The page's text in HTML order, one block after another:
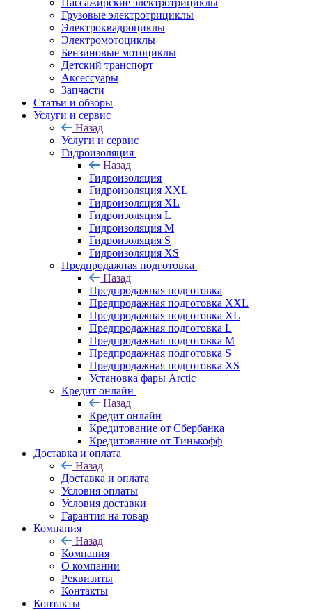
Пассажирские электротрициклы
Грузовые электротрициклы
Электроквадроциклы
Электромотоциклы
Бензиновые мотоциклы
Детский транспорт
Аксессуары
Запчасти
Статьи и обзоры
Услуги и сервис
Назад
Услуги и сервис
Гидроизоляция
Назад
Гидроизоляция
Гидроизоляция XXL
Гидроизоляция XL
Гидроизоляция L
Гидроизоляция M
Гидроизоляция S
Гидроизоляция XS
Предпродажная подготовка
Назад
Предпродажная подготовка
Предпродажная подготовка XXL
Предпродажная подготовка XL
Предпродажная подготовка L
Предпродажная подготовка M
Предпродажная подготовка S
Предпродажная подготовка XS
Установка фары Arctic
Кредит онлайн
Назад
Кредит онлайн
Кредитование от Сбербанка
Кредитование от Тинькофф
Доставка и оплата
Назад
Доставка и оплата
Условия оплаты
Условия доставки
Гарантия на товар
Компания
Назад
Компания
О компании
Реквизиты
Контакты
Контакты